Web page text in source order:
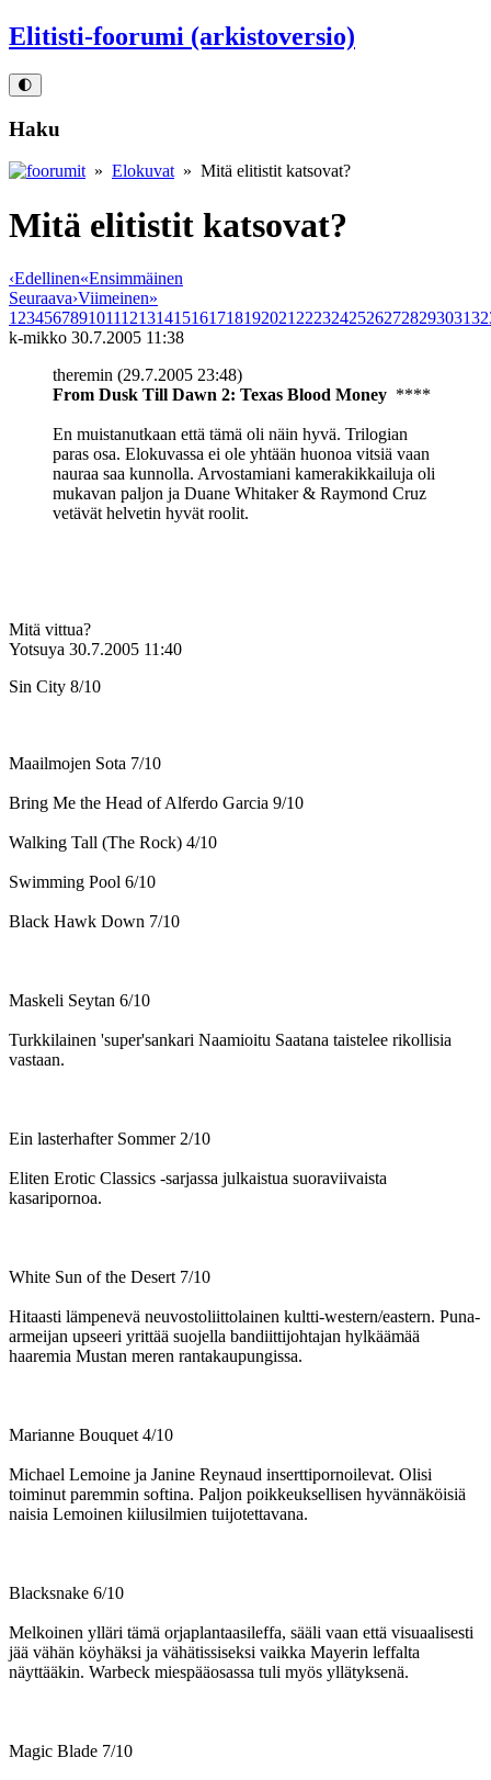
Elitisti-foorumi (arkistoversio)
🌓
Haku
» Elokuvat » Mitä elitistit katsovat?
Mitä elitistit katsovat?
‹Edellinen«Ensimmäinen
Seuraava›Viimeinen»
1 23456789101112131415161718192021 2223242526272829303132
k-mikko 30.7.2005 11:38
theremin (29.7.2005 23:48)
From Dusk Till Dawn 2: Texas Blood Money ****
En muistanutkaan että tämä oli näin hyvä. Trilogian
paras osa. Elokuvassa ei ole yhtään huonoa vitsiä vaan
nauraa saa kunnolla. Arvostamiani kamerakikkailuja oli
mukavan paljon ja Duane Whitaker & Raymond Cruz
vetävät helvetin hyvät roolit.
Mitä vittua?
Yotsuya 30.7.2005 11:40
Sin City 8/10
Maailmojen Sota 7/10
Bring Me the Head of Alferdo Garcia 9/10
Walking Tall (The Rock) 4/10
Swimming Pool 6/10
Black Hawk Down 7/10
Maskeli Seytan 6/10
Turkkilainen 'super'sankari Naamioitu Saatana taistelee rikollisia
vastaan.
Ein lasterhafter Sommer 2/10
Eliten Erotic Classics ‑sarjassa julkaistua suoraviivaista
kasaripornoa.
White Sun of the Desert 7/10
Hitaasti lämpenevä neuvostoliittolainen kultti-western/eastern. Puna-
armeijan upseeri yrittää suojella bandiittijohtajan hylkäämää
haaremia Mustan meren rantakaupungissa.
Marianne Bouquet 4/10
Michael Lemoine ja Janine Reynaud inserttipornoilevat. Olisi
toiminut paremmin softina. Paljon poikkeuksellisen hyvännäköisiä
naisia Lemoinen kiilusilmien tuijotettavana.
Blacksnake 6/10
Melkoinen ylläri tämä orjaplantaasileffa, sääli vaan että visuaalisesti
jää vähän köyhäksi ja vähätissiseksi vaikka Mayerin leffalta
näyttääkin. Warbeck miespääosassa tuli myös yllätyksenä.
Magic Blade 7/10